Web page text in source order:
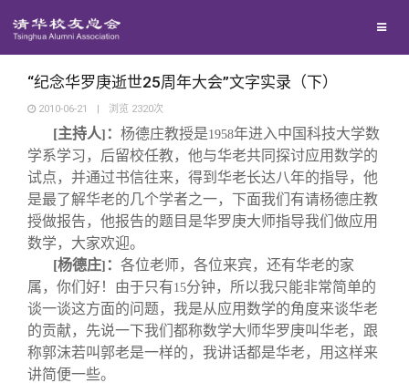
西南联大校友会
义工计划
新媒体平台
青春风采
校友文苑
校友讲坛
校友服务
终身学习
校友总会
“纪念华罗庚逝世25周年大会”文字实录（下）
2010-06-21 | 浏览 2320次
[主持人] ： 杨德庄教授是1958年进入中国科技大学数
学系学习，后留校任教，他与华老共同探讨应用数学的
试点，并通过书信往来，得到华老长达八年的指导，他
是最了解华老的几个学者之一，下面我们有请杨德庄教
授做报告，他报告的题目是华罗庚大师指导我们做应用
数学，大家欢迎。
[杨德庄] ： 各位老师，各位来宾，还有华老的家
属，你们好！由于只有15分钟，所以我只能非常简单的
谈一谈这方面的问题，我是从应用数学的角度来谈华老
的贡献，先说一下我们都称数学大师华罗庚叫华老，跟
称郭沫若叫郭老是一样的，我讲话都是华老，用这样来
讲简便一些。